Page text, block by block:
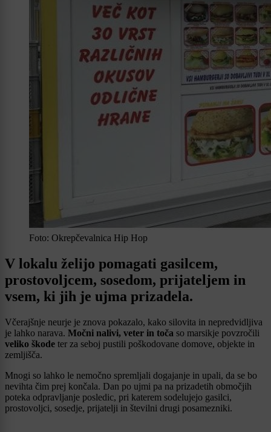
Foto: Okrepčevalnica Hip Hop
V lokalu želijo pomagati gasilcem,
prostovoljcem, sosedom, prijateljem in
vsem, ki jih je ujma prizadela.
Včerajšnje neurje je znova pokazalo, kako silovita in nepredvidljiva
je lahko narava. Močni nalivi, veter in toča so marsikje povzročili
veliko škode ter za seboj pustili poškodovane domove, objekte in
zemljišča.
Mnogi so lahko le nemočno spremljali dogajanje in upali, da se bo
nevihta čim prej končala. Dan po ujmi pa na prizadetih območjih
poteka odpravljanje posledic, pri katerem sodelujejo gasilci,
prostovoljci, sosedje, prijatelji in številni drugi posamezniki.